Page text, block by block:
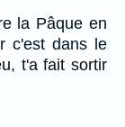
la Pâque en
c'est dans le
t'a fait sortir